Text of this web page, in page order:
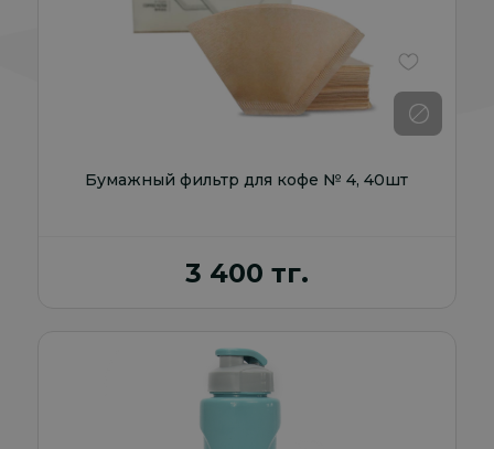
Бумажный фильтр для кофе № 4, 40шт
3 400 тг.
В